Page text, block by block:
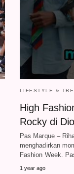
LIFESTYLE &
High
Rocky di
Pas Marque –
menghadirkan
Fashion Week.
1 year ago